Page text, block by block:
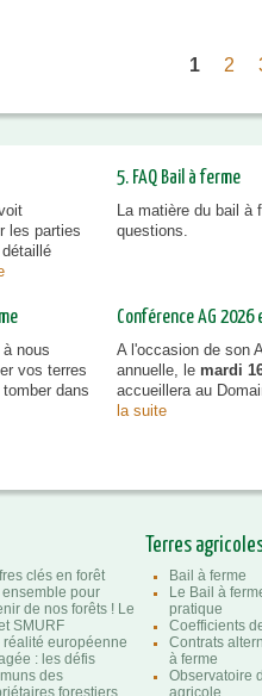
1 2
les parties
5. FAQ Bail à ferme
La matière du bail à
questions.
nous
vos terres
dans
Conférence AG
A l'occasion de son
annuelle, le mardi
accueillera au
la suite
clés en forêt
ensemble pour
de nos forêts ! Le
SMURF
réalité européenne
: les défis
des
forestiers
Terres
Bail à ferme
Le Bail à
pratique
Coefficients
Contrats
à ferme
Observatoire
agricole